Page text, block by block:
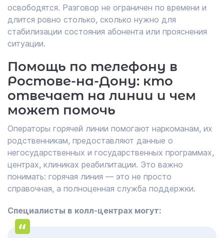
освободятся. Разговор не ограничен по времени и
длится ровно столько, сколько нужно для
стабилизации состояния абонента или прояснения
ситуации.
Помощь по телефону в
Ростове-на-Дону: кто
отвечает на линии и чем
может помочь
Операторы горячей линии помогают наркоманам, их
родственникам, предоставляют данные о
негосударственных и государственных программах,
центрах, клиниках реабилитации. Это важно
понимать: горячая линия — это не просто
справочная, а полноценная служба поддержки.
Специалисты в колл-центрах могут: